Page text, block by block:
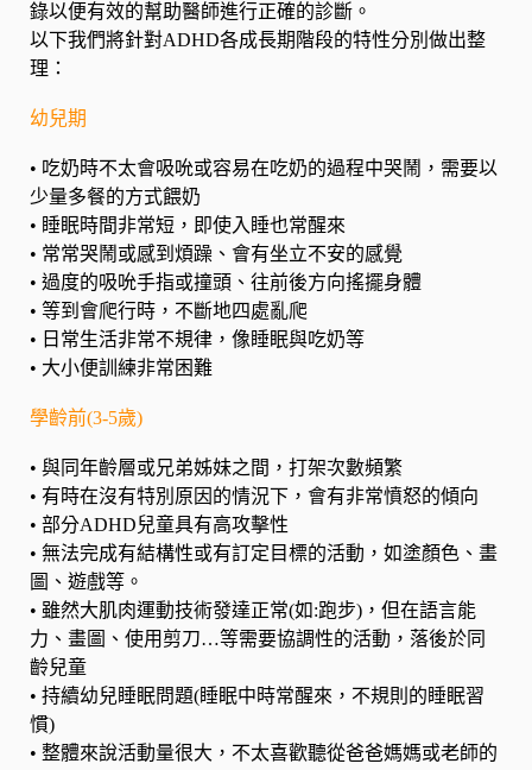
錄以便有效的幫助醫師進行正確的診斷。
以下我們將針對ADHD各成長期階段的特性分別做出整
理：
幼兒期
• 吃奶時不太會吸吮或容易在吃奶的過程中哭鬧，需要以
少量多餐的方式餵奶
• 睡眠時間非常短，即使入睡也常醒來
• 常常哭鬧或感到煩躁、會有坐立不安的感覺
• 過度的吸吮手指或撞頭、往前後方向搖擺身體
• 等到會爬行時，不斷地四處亂爬
• 日常生活非常不規律，像睡眠與吃奶等
• 大小便訓練非常困難
學齡前(3-5歲)
• 與同年齡層或兄弟姊妹之間，打架次數頻繁
• 有時在沒有特別原因的情況下，會有非常憤怒的傾向
• 部分ADHD兒童具有高攻擊性
• 無法完成有結構性或有訂定目標的活動，如塗顏色、畫
圖、遊戲等。
• 雖然大肌肉運動技術發達正常(如:跑步)，但在語言能
力、畫圖、使用剪刀…等需要協調性的活動，落後於同
齡兒童
• 持續幼兒睡眠問題(睡眠中時常醒來，不規則的睡眠習
慣)
• 整體來說活動量很大，不太喜歡聽從爸爸媽媽或老師的